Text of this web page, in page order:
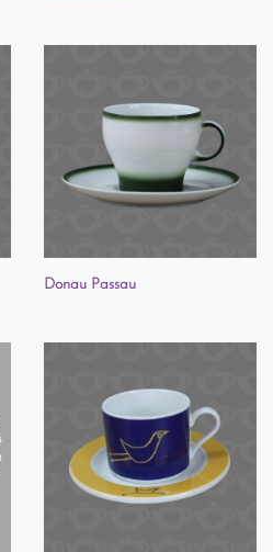
Donau Passau